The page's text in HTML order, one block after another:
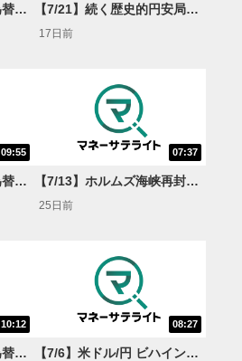
【7/27～7/31】株も！為替も！サクッと！来週のマーケット見通し＜Next View＞ 【7/21】続く歴史的円安局面 揉み合い継続or165円突破?＜FX MARKET VIEW＞
17日前
09:55
【7/20～7/24】株も！為替も！サクッと！来週のマーケット見通し＜Next View＞
07:37
【7/13】ホルムズ海峡再封鎖 しかし米ドル/円163円は超えない?【<FX MARKET VIEW＞
25日前
10:12
【7/13～7/17】株も！為替も！サクッと！来週のマーケット見通し＜Next View＞
08:27
【7/6】米ドル/円 ビハインド・ザ・カーブ懸念強まる 予告なき為替介入の可能性も!?<FX MARKET VIEW＞